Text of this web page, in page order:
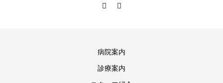
病院案内
診療案内